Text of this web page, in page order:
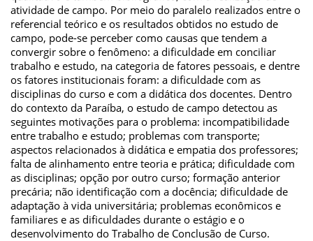
atividade de campo. Por meio do paralelo realizados entre o
referencial teórico e os resultados obtidos no estudo de
campo, pode-se perceber como causas que tendem a
convergir sobre o fenômeno: a dificuldade em conciliar
trabalho e estudo, na categoria de fatores pessoais, e dentre
os fatores institucionais foram: a dificuldade com as
disciplinas do curso e com a didática dos docentes. Dentro
do contexto da Paraíba, o estudo de campo detectou as
seguintes motivações para o problema: incompatibilidade
entre trabalho e estudo; problemas com transporte;
aspectos relacionados à didática e empatia dos professores;
falta de alinhamento entre teoria e prática; dificuldade com
as disciplinas; opção por outro curso; formação anterior
precária; não identificação com a docência; dificuldade de
adaptação à vida universitária; problemas econômicos e
familiares e as dificuldades durante o estágio e o
desenvolvimento do Trabalho de Conclusão de Curso.